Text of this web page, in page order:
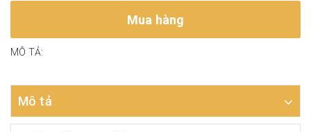
Mua hàng
MÔ TẢ:
Mô tả